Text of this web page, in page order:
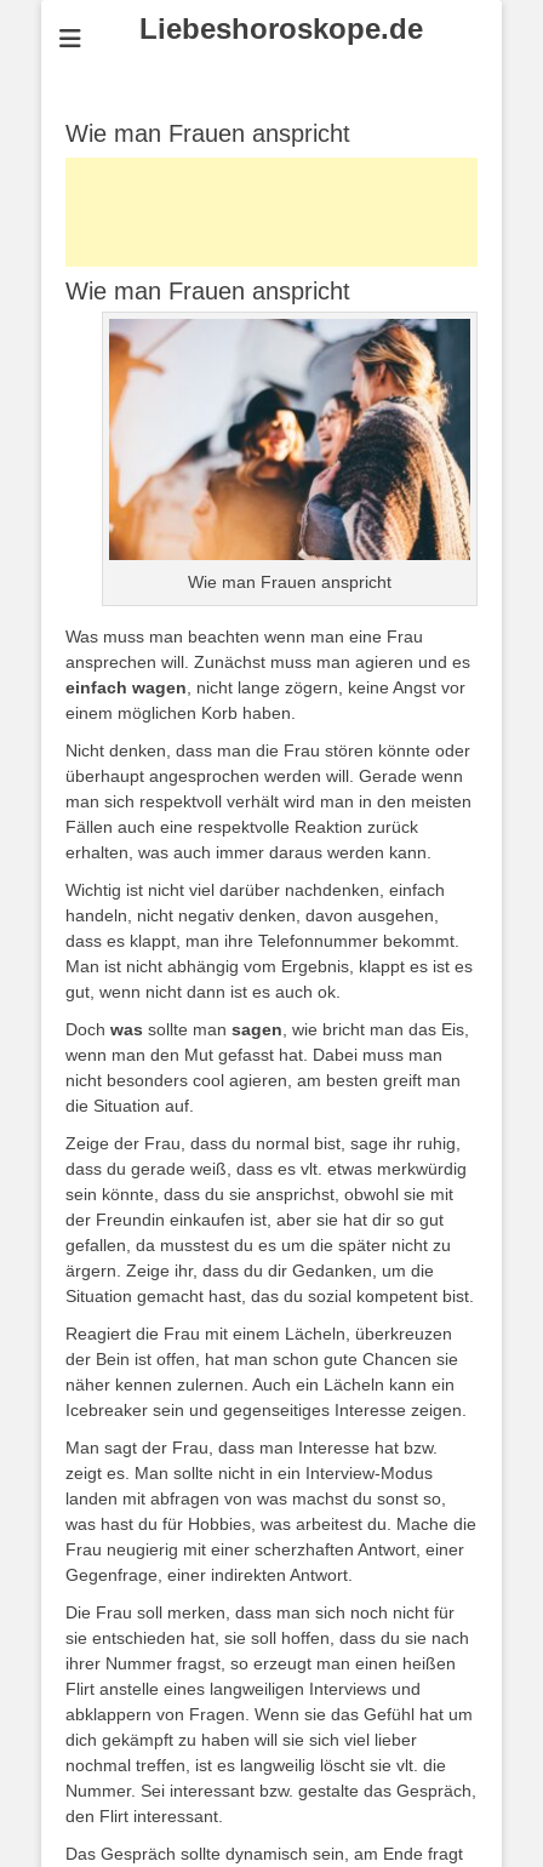
Liebeshoroskope.de
Wie man Frauen anspricht
Wie man Frauen anspricht
Wie man Frauen anspricht
Was muss man beachten wenn man eine Frau
ansprechen will. Zunächst muss man agieren und es
einfach wagen , nicht lange zögern, keine Angst vor
einem möglichen Korb haben.
Nicht denken, dass man die Frau stören könnte oder
überhaupt angesprochen werden will. Gerade wenn
man sich respektvoll verhält wird man in den meisten
Fällen auch eine respektvolle Reaktion zurück
erhalten, was auch immer daraus werden kann.
Wichtig ist nicht viel darüber nachdenken, einfach
handeln, nicht negativ denken, davon ausgehen,
dass es klappt, man ihre Telefonnummer bekommt.
Man ist nicht abhängig vom Ergebnis, klappt es ist es
gut, wenn nicht dann ist es auch ok.
Doch was sollte man sagen , wie bricht man das Eis,
wenn man den Mut gefasst hat. Dabei muss man
nicht besonders cool agieren, am besten greift man
die Situation auf.
Zeige der Frau, dass du normal bist, sage ihr ruhig,
dass du gerade weiß, dass es vlt. etwas merkwürdig
sein könnte, dass du sie ansprichst, obwohl sie mit
der Freundin einkaufen ist, aber sie hat dir so gut
gefallen, da musstest du es um die später nicht zu
ärgern. Zeige ihr, dass du dir Gedanken, um die
Situation gemacht hast, das du sozial kompetent bist.
Reagiert die Frau mit einem Lächeln, überkreuzen
der Bein ist offen, hat man schon gute Chancen sie
näher kennen zulernen. Auch ein Lächeln kann ein
Icebreaker sein und gegenseitiges Interesse zeigen.
Man sagt der Frau, dass man Interesse hat bzw.
zeigt es. Man sollte nicht in ein Interview-Modus
landen mit abfragen von was machst du sonst so,
was hast du für Hobbies, was arbeitest du. Mache die
Frau neugierig mit einer scherzhaften Antwort, einer
Gegenfrage, einer indirekten Antwort.
Die Frau soll merken, dass man sich noch nicht für
sie entschieden hat, sie soll hoffen, dass du sie nach
ihrer Nummer fragst, so erzeugt man einen heißen
Flirt anstelle eines langweiligen Interviews und
abklappern von Fragen. Wenn sie das Gefühl hat um
dich gekämpft zu haben will sie sich viel lieber
nochmal treffen, ist es langweilig löscht sie vlt. die
Nummer. Sei interessant bzw. gestalte das Gespräch,
den Flirt interessant.
Das Gespräch sollte dynamisch sein, am Ende fragt